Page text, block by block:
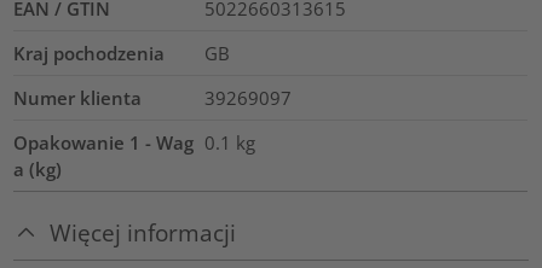
EAN / GTIN
5022660313615
Kraj pochodzenia
GB
Numer klienta
39269097
Opakowanie 1 - Wag
a (kg)
0.1 kg
Więcej informacji